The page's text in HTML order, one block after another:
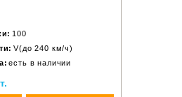
100
V(до 240 км/ч)
есть в наличии